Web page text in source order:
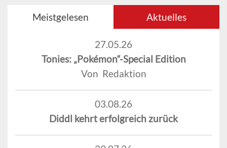
Meistgelesen Aktuelles
27.05.26
Tonies: „Pokémon“-Special Edition
Von Redaktion
03.08.26
Diddl kehrt erfolgreich zurück